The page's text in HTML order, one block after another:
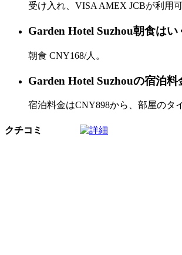
受け入れ、VISA AMEX JCBが利用可
Garden Hotel Suzhou朝食はい
朝食 CNY168/人。
Garden Hotel Suzhouの宿泊料
宿泊料金はCNY898から、部屋のタ
クチコミ